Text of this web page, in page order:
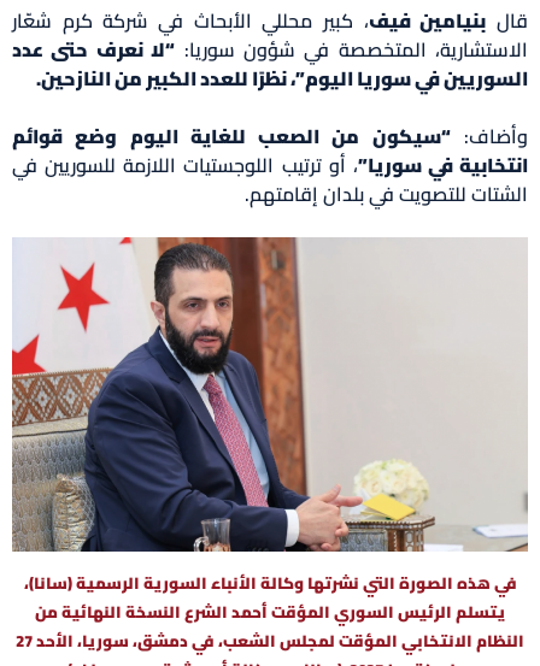
قال بنيامين فيف، كبير محللي الأبحاث في شركة كرم شعّار
الاستشارية، المتخصصة في شؤون سوريا: “لا نعرف حتى عدد
السوريين في سوريا اليوم”، نظرًا للعدد الكبير من النازحين.
وأضاف:“سيكون من الصعب للغاية اليوم وضع قوائم
انتخابية في سوريا”، أو ترتيب اللوجستيات اللازمة للسوريين في
الشتات للتصويت في بلدان إقامتهم.
في هذه الصورة التي نشرتها وكالة الأنباء السورية الرسمية (سانا)،
يتسلم الرئيس السوري المؤقت أحمد الشرع النسخة النهائية من
النظام الانتخابي المؤقت لمجلس الشعب، في دمشق، سوريا، الأحد 27